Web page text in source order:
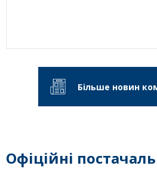
Більше новин
Офіційні